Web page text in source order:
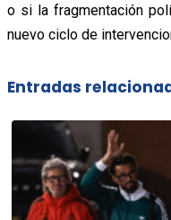
o si la fragmentación
nuevo ciclo de
Entradas